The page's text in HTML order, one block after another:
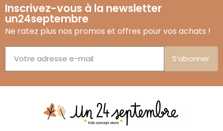
Inscrivez-vous à la newsletter
un24septembre
Ne ratez plus nos promos et offres pour vos achats !
S’abonner